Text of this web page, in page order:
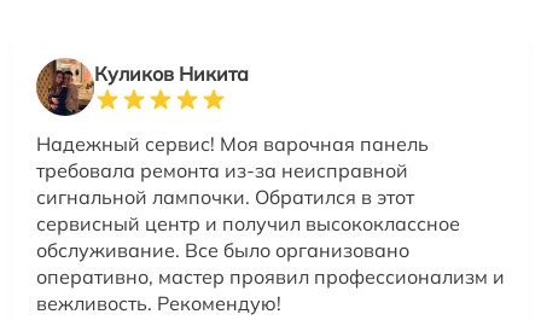
Куликов Никита
Надежный сервис! Моя варочная панель
требовала ремонта из-за неисправной
сигнальной лампочки. Обратился в этот
сервисный центр и получил высококлассное
обслуживание. Все было организовано
оперативно, мастер проявил профессионализм и
вежливость. Рекомендую!